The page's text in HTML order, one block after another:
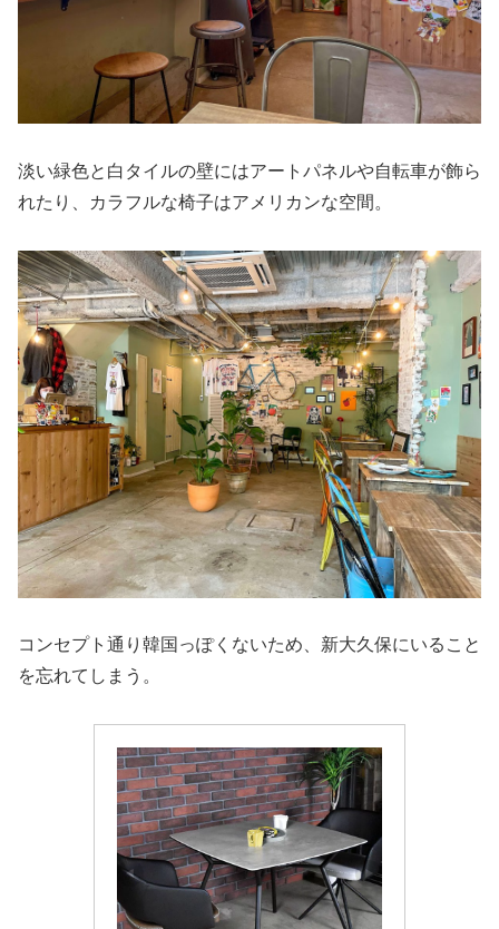
淡い緑色と白タイルの壁にはアートパネルや自転車が飾ら
れたり、カラフルな椅子はアメリカンな空間。
コンセプト通り韓国っぽくないため、新大久保にいること
を忘れてしまう。